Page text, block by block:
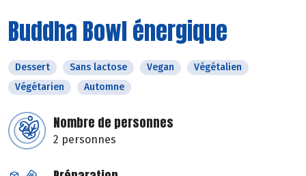
Buddha Bowl énergique
Dessert Sans lactose Vegan
Végétalien
Végétarien
Automne
Nombre de personnes
2 personnes